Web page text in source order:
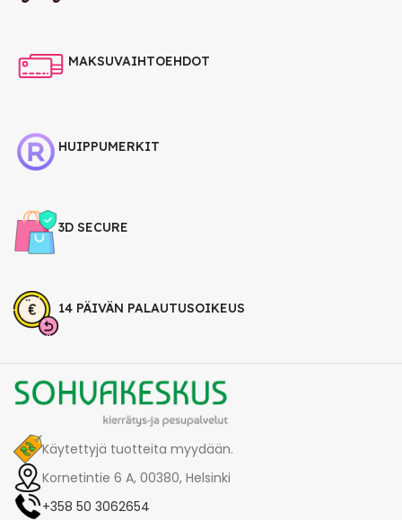
MAKSUVAIHTOEHDOT
HUIPPUMERKIT
3D SECURE
14 PÄIVÄN PALAUTUSOIKEUS
Käytettyjä tuotteita myydään.
Kornetintie 6 A, 00380, Helsinki
+358 50 3062654